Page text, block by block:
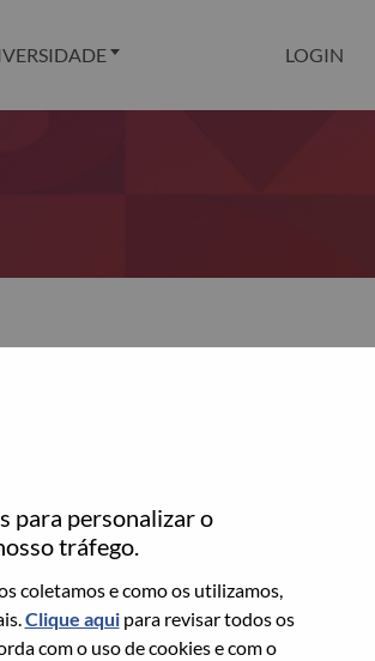
para personalizar o
tráfego.
coletamos e como os utilizamos,
Clique aquipara revisar todos os
com o uso de cookies e com o
LOGIN